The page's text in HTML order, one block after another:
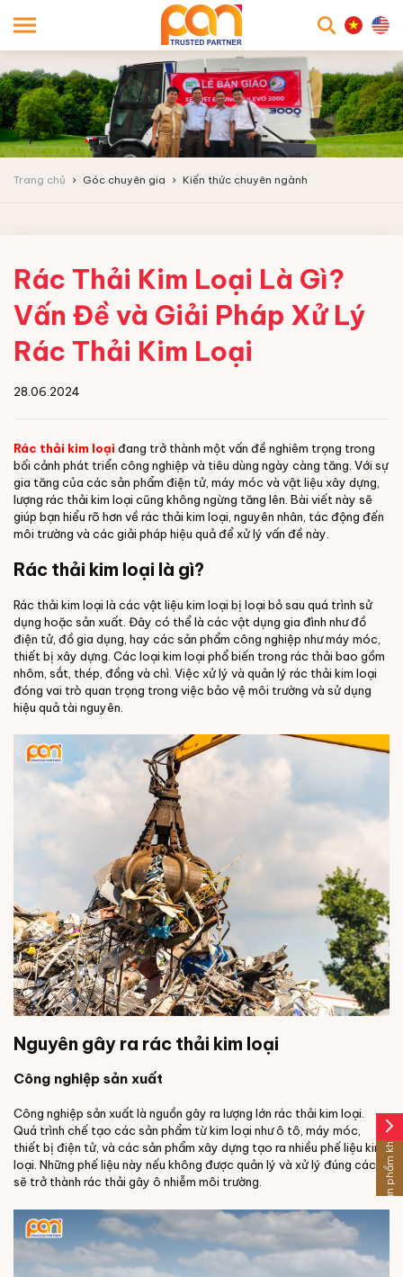
Trang chủ Góc chuyên gia Kiến thức chuyên ngành
Rác Thải Kim Loại Là Gì?
Vấn Đề và Giải Pháp Xử Lý
Rác Thải Kim Loại
28.06.2024
Rác thải kim loại đang trở thành một vấn đề nghiêm trọng trong
bối cảnh phát triển công nghiệp và tiêu dùng ngày càng tăng. Với sự
gia tăng của các sản phẩm điện tử, máy móc và vật liệu xây dựng,
lượng rác thải kim loại cũng không ngừng tăng lên. Bài viết này sẽ
giúp bạn hiểu rõ hơn về rác thải kim loại, nguyên nhân, tác động đến
môi trường và các giải pháp hiệu quả để xử lý vấn đề này.
Rác thải kim loại là gì?
Rác thải kim loại là các vật liệu kim loại bị loại bỏ sau quá trình sử
dụng hoặc sản xuất. Đây có thể là các vật dụng gia đình như đồ
điện tử, đồ gia dụng, hay các sản phẩm công nghiệp như máy móc,
thiết bị xây dựng. Các loại kim loại phổ biến trong rác thải bao gồm
nhôm, sắt, thép, đồng và chì. Việc xử lý và quản lý rác thải kim loại
đóng vai trò quan trọng trong việc bảo vệ môi trường và sử dụng
hiệu quả tài nguyên.
Nguyên gây ra rác thải kim loại
Công nghiệp sản xuất
Công nghiệp sản xuất là nguồn gây ra lượng lớn rác thải kim loại.
Quá trình chế tạo các sản phẩm từ kim loại như ô tô, máy móc,
thiết bị điện tử, và các sản phẩm xây dựng tạo ra nhiều phế liệu kim
loại. Những phế liệu này nếu không được quản lý và xử lý đúng cách
sẽ trở thành rác thải gây ô nhiễm môi trường.
arrow_forward_ios
Sản phẩm khác